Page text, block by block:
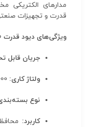
مدارهای الکتریکی
قدرت و تجهیزات
ویژگی‌های دیود قدرت 6A10:
جریان قابل
ولتاژ کاری:
نوع
کاربرد: